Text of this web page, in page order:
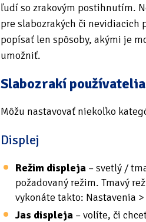
ľudí so zrakovým postihnutím.
pre slabozrakých či nevidiacich
popísať len spôsoby, akými je
umožniť.
Slabozrakí používatelia
Môžu nastavovať niekoľko
Displej
Režim displeja – svetlý /
požadovaný režim. Tmavý
vykonáte takto: Nastavenia
Jas displeja – volíte, či